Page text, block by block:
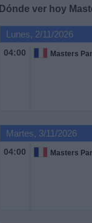
Dónde ver hoy
Lunes, 2/11/2026
04:00 Masters
Martes, 3/11/2026
04:00 Masters